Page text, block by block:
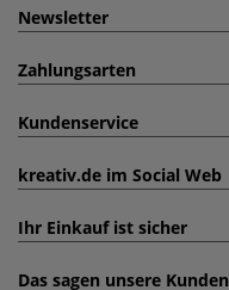
Newsletter
Zahlungsarten
Kundenservice
kreativ.de im Social Web
Ihr Einkauf ist sicher
Das sagen unsere Kunden